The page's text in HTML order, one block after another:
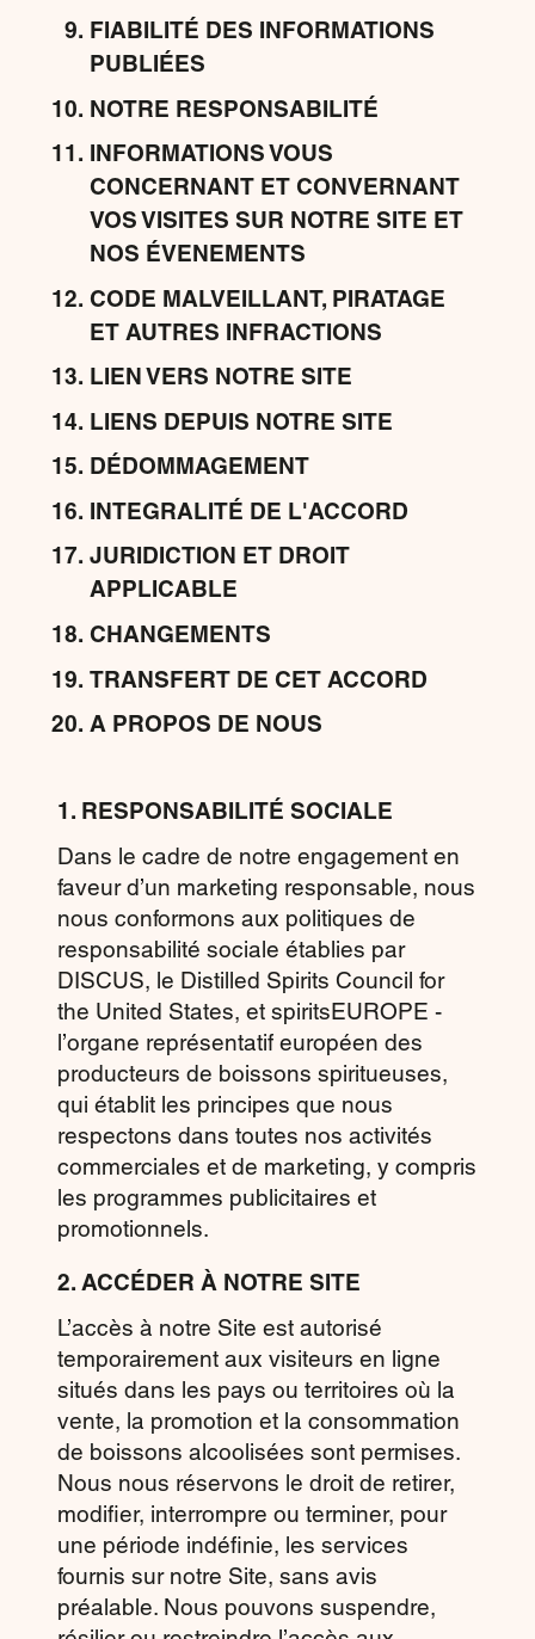
FIABILITÉ DES INFORMATIONS
PUBLIÉES
NOTRE RESPONSABILITÉ
INFORMATIONS VOUS
CONCERNANT ET CONVERNANT
VOS VISITES SUR NOTRE SITE ET
NOS ÉVENEMENTS
CODE MALVEILLANT, PIRATAGE
ET AUTRES INFRACTIONS
LIEN VERS NOTRE SITE
LIENS DEPUIS NOTRE SITE
DÉDOMMAGEMENT
INTEGRALITÉ DE L'ACCORD
JURIDICTION ET DROIT
APPLICABLE
CHANGEMENTS
TRANSFERT DE CET ACCORD
A PROPOS DE NOUS
1. RESPONSABILITÉ SOCIALE
Dans le cadre de notre engagement en
faveur d’un marketing responsable, nous
nous conformons aux politiques de
responsabilité sociale établies par
DISCUS, le Distilled Spirits Council for
the United States, et spiritsEUROPE -
l’organe représentatif européen des
producteurs de boissons spiritueuses,
qui établit les principes que nous
respectons dans toutes nos activités
commerciales et de marketing, y compris
les programmes publicitaires et
promotionnels.
2. ACCÉDER À NOTRE SITE
L’accès à notre Site est autorisé
temporairement aux visiteurs en ligne
situés dans les pays ou territoires où la
vente, la promotion et la consommation
de boissons alcoolisées sont permises.
Nous nous réservons le droit de retirer,
modifier, interrompre ou terminer, pour
une période indéfinie, les services
fournis sur notre Site, sans avis
préalable. Nous pouvons suspendre,